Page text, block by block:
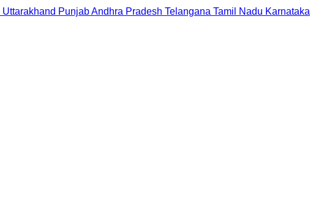
Uttarakhand PunjabAndhra Pradesh Telangana Tamil Nadu Karnataka